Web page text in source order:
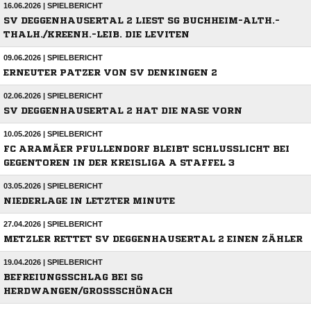
16.06.2026 | SPIELBERICHT
SV DEGGENHAUSERTAL 2 LIEST SG BUCHHEIM-ALTH.-
THALH./KREENH.-LEIB. DIE LEVITEN
09.06.2026 | SPIELBERICHT
ERNEUTER PATZER VON SV DENKINGEN 2
02.06.2026 | SPIELBERICHT
SV DEGGENHAUSERTAL 2 HAT DIE NASE VORN
10.05.2026 | SPIELBERICHT
FC ARAMÄER PFULLENDORF BLEIBT SCHLUSSLICHT BEI
GEGENTOREN IN DER KREISLIGA A STAFFEL 3
03.05.2026 | SPIELBERICHT
NIEDERLAGE IN LETZTER MINUTE
27.04.2026 | SPIELBERICHT
METZLER RETTET SV DEGGENHAUSERTAL 2 EINEN ZÄHLER
19.04.2026 | SPIELBERICHT
BEFREIUNGSSCHLAG BEI SG
HERDWANGEN/GROSSSCHÖNACH